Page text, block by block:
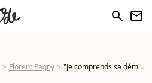
search newsletter
Florent Pagny "Je comprends sa démarche mais je ne le ferai pas" : Florent Pagny donne des nouvelles de Vianney qui a changé de vie